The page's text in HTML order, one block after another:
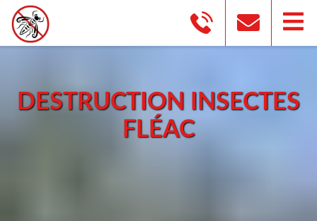
DESTRUCTION INSECTES
FLÉAC